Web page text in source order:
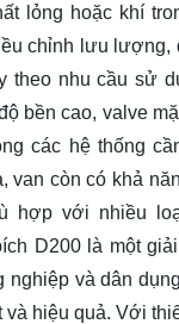
lỏng hoặc khí
chỉnh lưu lượng,
theo nhu cầu sử
bền cao, valve
các hệ thống
van còn có khả
hợp với nhiều
D200 là một
nghiệp và dân
và hiệu quả. Với